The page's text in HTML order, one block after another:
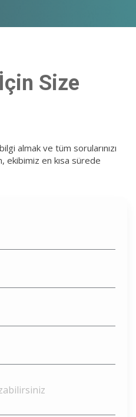
Size
almak ve tüm sorularınızı
ekibimiz en kısa sürede